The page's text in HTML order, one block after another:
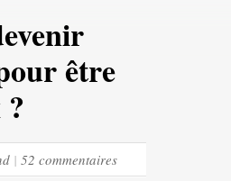
être
| 52 commentaires